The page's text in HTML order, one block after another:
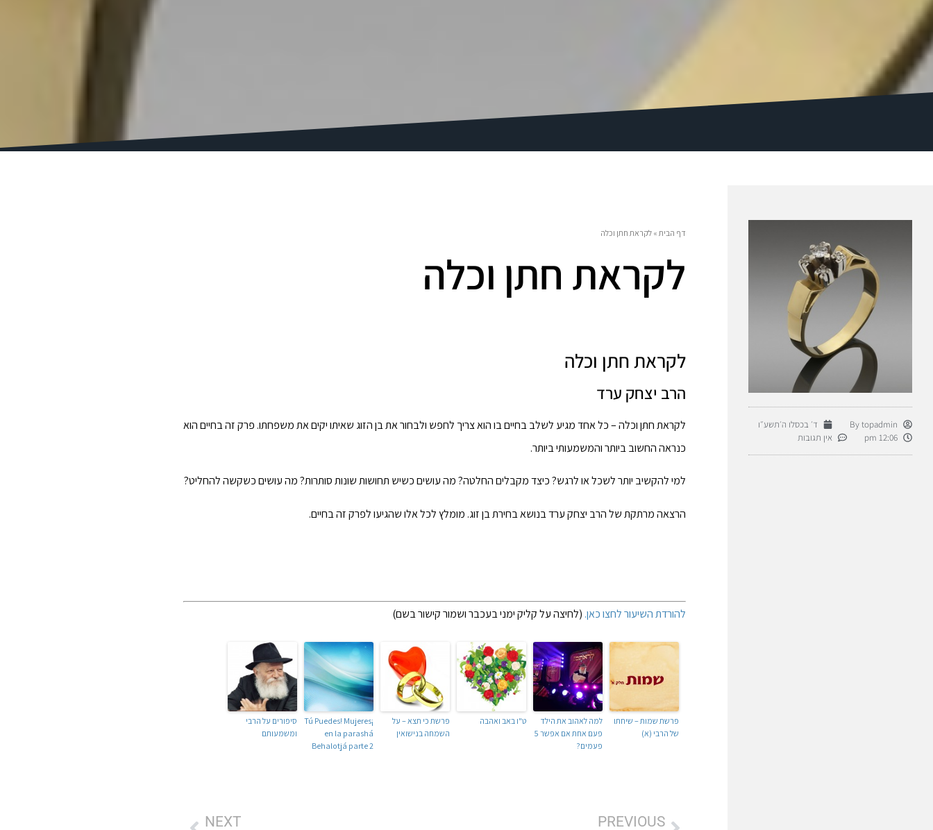
Bytopadmin
ד׳ בכסלו ה׳תשע״ו
12:06 pm
אין תגובות
דף הבית » לקראת חתן וכלה
לקראת חתן וכלה
לקראת חתן וכלה
הרב יצחק ערד
לקראת חתן וכלה – כל אחד מגיע לשלב בחיים בו הוא צריך לחפש ולבחור את בן הזוג שאיתו יקים את משפחתו. פרק זה בחיים הוא
כנראה החשוב ביותר והמשמעותי ביותר.
למי להקשיב יותר לשכל או לרגש? כיצד מקבלים החלטה? מה עושים כשיש תחושות שונות סותרות? מה עושים כשקשה להחליט?
הרצאה מרתקת של הרב יצחק ערד בנושא בחירת בן זוג. מומלץ לכל אלו שהגיעו לפרק זה בחיים.
להורדת השיעור לחצו כאן. (לחיצה על קליק ימני בעכבר ושמור קישור בשם)
פרשת שמות – שיחתו
של הרבי (א)
למה לאהוב את הילד
פעם אחת אם אפשר 5
פעמים?
ט"ו באב ואהבה
פרשת כי תצא – על
השמחה בנישואין
¡Tú Puedes! Mujeres
en la parashá
Behalotjá parte 2
סיפורים על הרבי
ומשמעותם
PREVIOUS
NEXT